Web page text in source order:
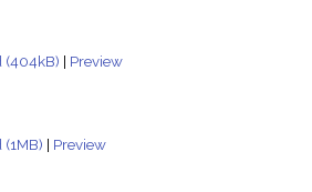
(404kB) | Preview
| Preview